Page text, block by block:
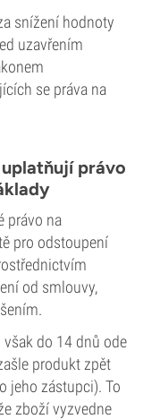
snížení hodnoty
uzavřením
se práva na
právo
právo na
pro odstoupení
od smlouvy,
do 14 dnů ode
produkt zpět
jeho zástupci). To
zboží vyzvedne